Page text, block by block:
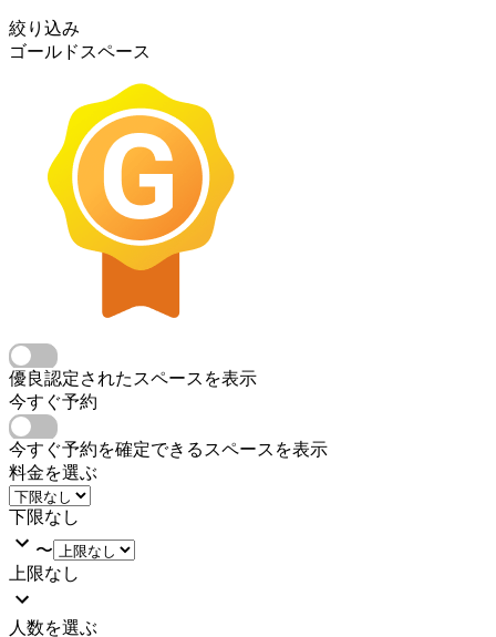
絞り込み
ゴールドスペース
優良認定されたスペースを表示
今すぐ予約
今すぐ予約を確定できるスペースを表示
料金を選ぶ
下限なし
〜
上限なし
人数を選ぶ